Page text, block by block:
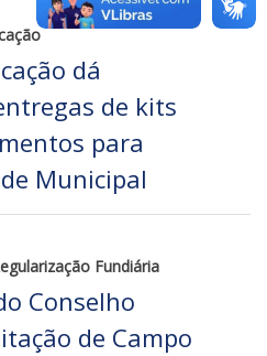
dá
de kits
para
Municipal
Fundiária
Conselho
de Campo